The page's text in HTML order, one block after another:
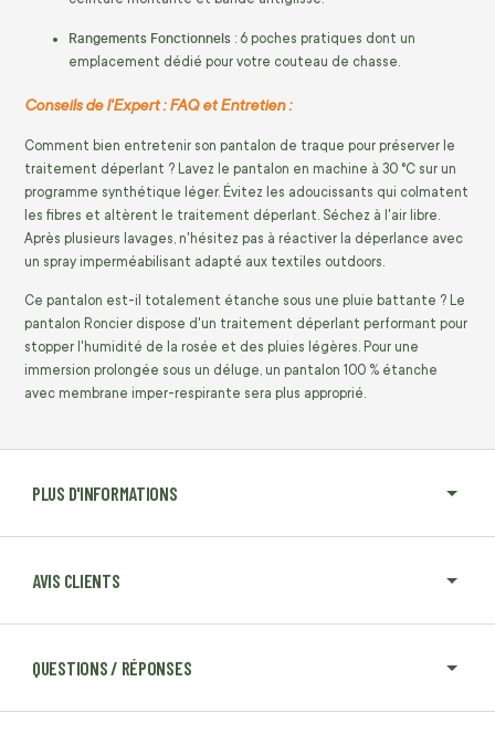
PLUS D'INFORMATIONS
AVIS CLIENTS
QUESTIONS / RÉPONSES
Rangements Fonctionnels : 6 poches pratiques dont un
emplacement dédié pour votre couteau de chasse.
Conseils de l'Expert : FAQ et Entretien :
Comment bien entretenir son pantalon de traque pour préserver le
traitement déperlant ? Lavez le pantalon en machine à 30 °C sur un
programme synthétique léger. Évitez les adoucissants qui colmatent
les fibres et altèrent le traitement déperlant. Séchez à l'air libre.
Après plusieurs lavages, n'hésitez pas à réactiver la déperlance avec
un spray imperméabilisant adapté aux textiles outdoors.
Ce pantalon est-il totalement étanche sous une pluie battante ? Le
pantalon Roncier dispose d'un traitement déperlant performant pour
stopper l'humidité de la rosée et des pluies légères. Pour une
immersion prolongée sous un déluge, un pantalon 100 % étanche
avec membrane imper-respirante sera plus approprié.